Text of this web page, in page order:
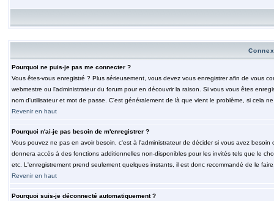
Pourquoi ne puis-je pas me connecter ?
Vous êtes-vous enregistré ? Plus sérieusement, vous devez vous enregistrer afin de vous
webmestre ou l'administrateur du forum pour en découvrir la raison. Si vous vous êtes
nom d'utilisateur et mot de passe. C'est généralement de là que vient le problème, si cela
Revenir en haut
Pourquoi n'ai-je pas besoin de m'enregistrer ?
Vous pouvez ne pas en avoir besoin, c'est à l'administrateur de décider si vous avez
donnera accès à des fonctions additionnelles non-disponibles pour les invités tels que le
etc. L'enregistrement prend seulement quelques instants, il est donc recommandé de le
Revenir en haut
Pourquoi suis-je déconnecté automatiquement ?